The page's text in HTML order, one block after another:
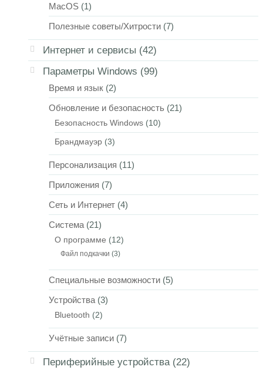
MacOS (1)
Полезные советы/Хитрости (7)
Интернет и сервисы (42)
Параметры Windows (99)
Время и язык (2)
Обновление и безопасность (21)
Безопасность Windows (10)
Брандмауэр (3)
Персонализация (11)
Приложения (7)
Сеть и Интернет (4)
Система (21)
О программе (12)
Файл подкачки (3)
Специальные возможности (5)
Устройства (3)
Bluetooth (2)
Учётные записи (7)
Периферийные устройства(22)